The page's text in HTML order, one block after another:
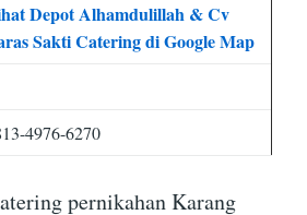
Depot Alhamdulillah & Cv
Sakti Catering di Google Map
4976-6270
pernikahan Karang